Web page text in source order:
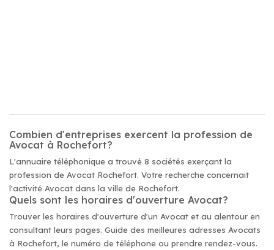
Combien d'entreprises exercent la profession de
Avocat à Rochefort?
L'annuaire téléphonique a trouvé 8 sociétés exerçant la
profession de Avocat Rochefort. Votre recherche concernait
l'activité Avocat dans la ville de Rochefort.
Quels sont les horaires d'ouverture Avocat?
Trouver les horaires d'ouverture d'un Avocat et au alentour en
consultant leurs pages. Guide des meilleures adresses Avocats
à Rochefort, le numéro de téléphone ou prendre rendez-vous.